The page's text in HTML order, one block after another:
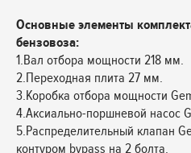
Основные элементы
бензовоза:
1.Вал отбора мощности 218 мм.
2.Переходная плита 27 мм.
3.Коробка отбора мощности
4.Аксиально-поршневой насос
5.Распределительный клапан
контуром bypass на 2 болта.